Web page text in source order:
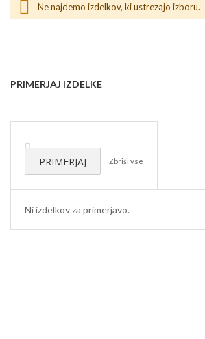
Ne najdemo izdelkov, ki ustrezajo izboru.
PRIMERJAJ IZDELKE
Odstrani
izdelek
PRIMERJAJ Zbriši vse
Ni izdelkov za primerjavo.